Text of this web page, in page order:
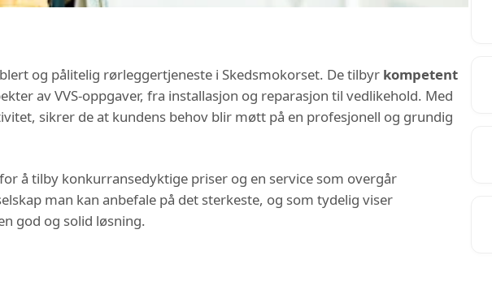
og pålitelig rørleggertjeneste i Skedsmokorset. De tilbyr kompetent
av VVS-oppgaver, fra installasjon og reparasjon til vedlikehold. Med
sikrer de at kundens behov blir møtt på en profesjonell og grundig
å tilby konkurransedyktige priser og en service som overgår
man kan anbefale på det sterkeste, og som tydelig viser
god og solid løsning.